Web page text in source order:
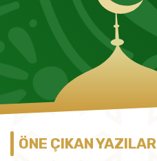
ÖNE ÇIKAN YAZILAR